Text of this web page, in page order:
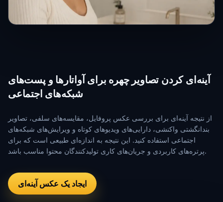
آینه‌ای کردن تصاویر چهره برای آواتارها و پست‌های
شبکه‌های اجتماعی
از نتیجه آینه‌ای برای بررسی عکس پروفایل، مقایسه‌های سلفی، تصاویر
بندانگشتی واکنشی، دارایی‌های ویدیوهای کوتاه و ویرایش‌های شبکه‌های
اجتماعی استفاده کنید. این نتیجه به اندازه‌ای طبیعی است که برای
پرتره‌های کاربردی و جریان‌های کاری تولیدکنندگان محتوا مناسب باشد.
ایجاد یک عکس آینه‌ای